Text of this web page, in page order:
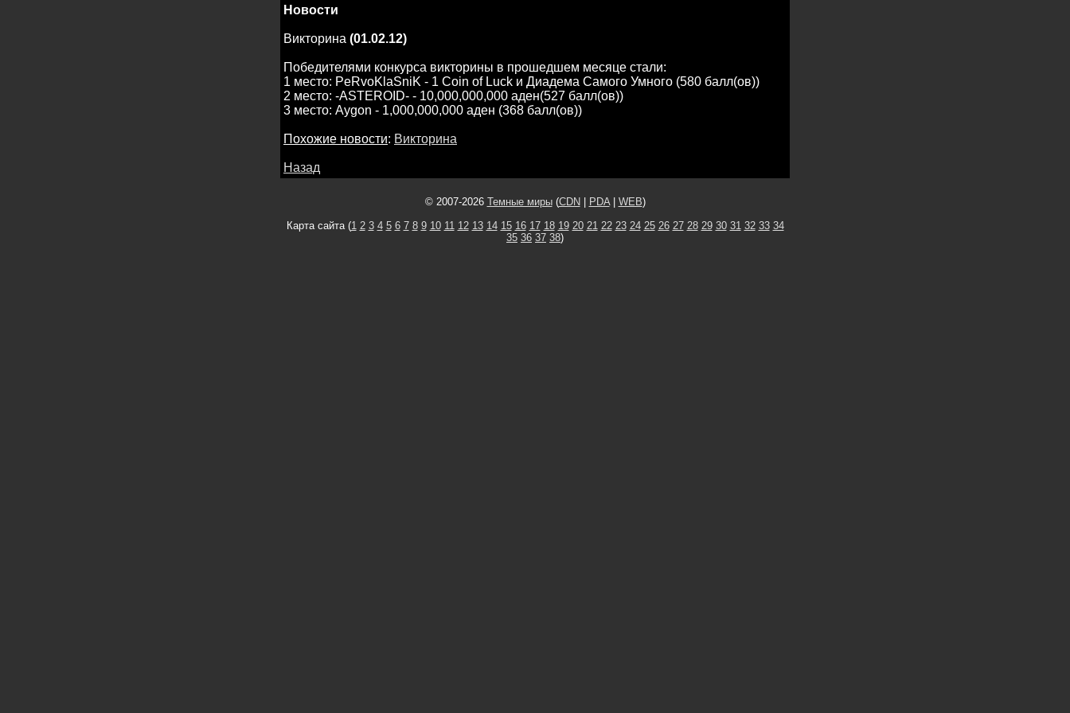
Новости
Викторина (01.02.12)
Победителями конкурса викторины в прошедшем месяце стали:
1 место: PeRvoKlaSniK - 1 Coin of Luck и Диадема Самого Умного (580 балл(ов))
2 место: -ASTEROID- - 10,000,000,000 аден(527 балл(ов))
3 место: Aygon - 1,000,000,000 аден (368 балл(ов))
Похожие новости: Викторина
Назад
© 2007-2026 Темные миры(CDN PDA| WEB)
Карта сайта (1 2 3 4 5 6 7 8 9 10 11 12 13 14 15 16 17 18 19 20 21 22 23 24 25 26 27 28 29 30 31 32 33 34
35 36 37 38)